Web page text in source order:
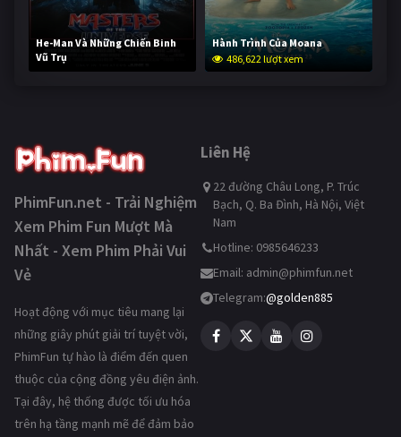
He-Man Và Những Chiến Binh
Vũ Trụ
234,852 lượt xem
Hành Trình Của Moana
486,622 lượt xem
PhimFun.net - Trải Nghiệm
Xem Phim Fun Mượt Mà
Nhất - Xem Phim Phải Vui
Vẻ
Hoạt động với mục tiêu mang lại
những giây phút giải trí tuyệt vời,
PhimFun tự hào là điểm đến quen
thuộc của cộng đồng yêu điện ảnh.
Tại đây, hệ thống được tối ưu hóa
trên hạ tầng mạnh mẽ để đảm bảo
Liên Hệ
22 đường Châu Long, P. Trúc
Bạch, Q. Ba Đình, Hà Nội, Việt
Nam
Hotline: 0985646233
Email: admin@phimfun.net
Telegram:@golden885